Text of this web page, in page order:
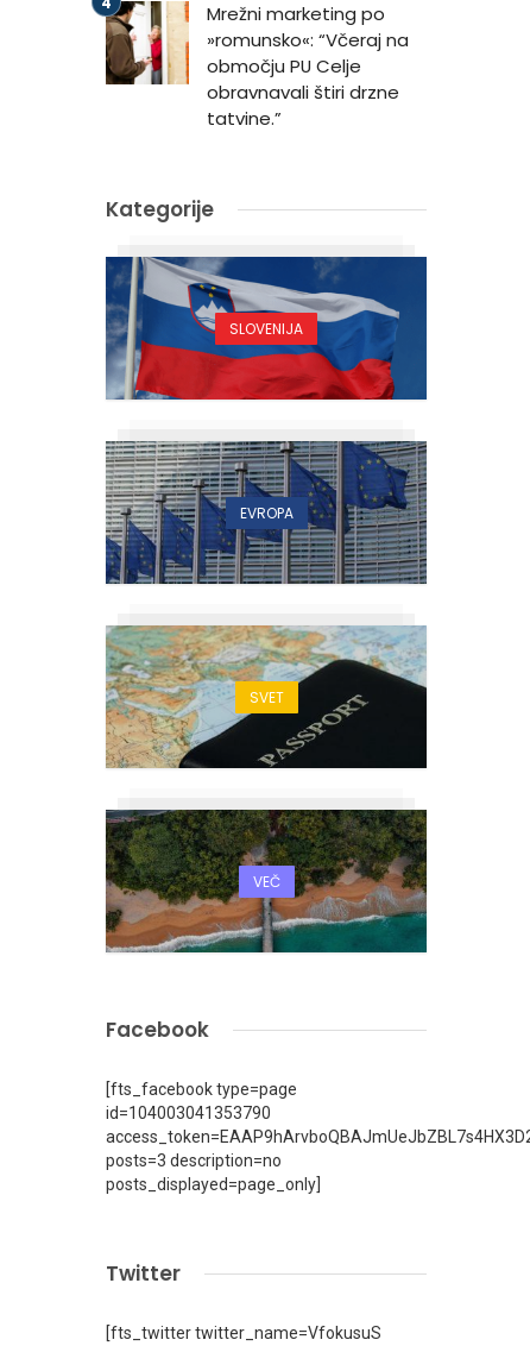
Mrežni marketing po
»romunsko«: “Včeraj na
območju PU Celje
obravnavali štiri drzne
tatvine.”
Kategorije
SLOVENIJA
EVROPA
SVET
VEČ
Facebook
[fts_facebook type=page
id=104003041353790
posts=3 description=no
posts_displayed=page_only]
Twitter
[fts_twitter twitter_name=VfokusuS